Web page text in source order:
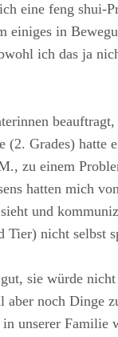
eine feng shui-
einiges in
ich das ja
(2. Grades) hatte
zu einem
hatten mich
und
Tier) nicht selbst
sie würde
aber noch Dinge
in unserer Familie